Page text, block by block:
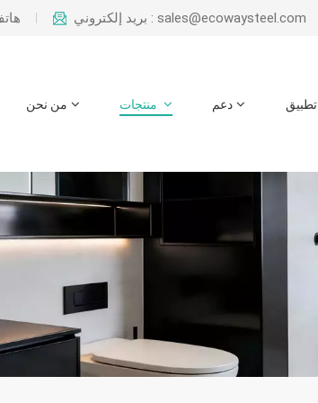
هاتف :0086- بريد إلكتروني : sales@ecowaysteel.com
من نحن دعم تطبيق